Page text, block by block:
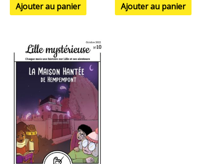
Ajouter au panier Ajouter au panier